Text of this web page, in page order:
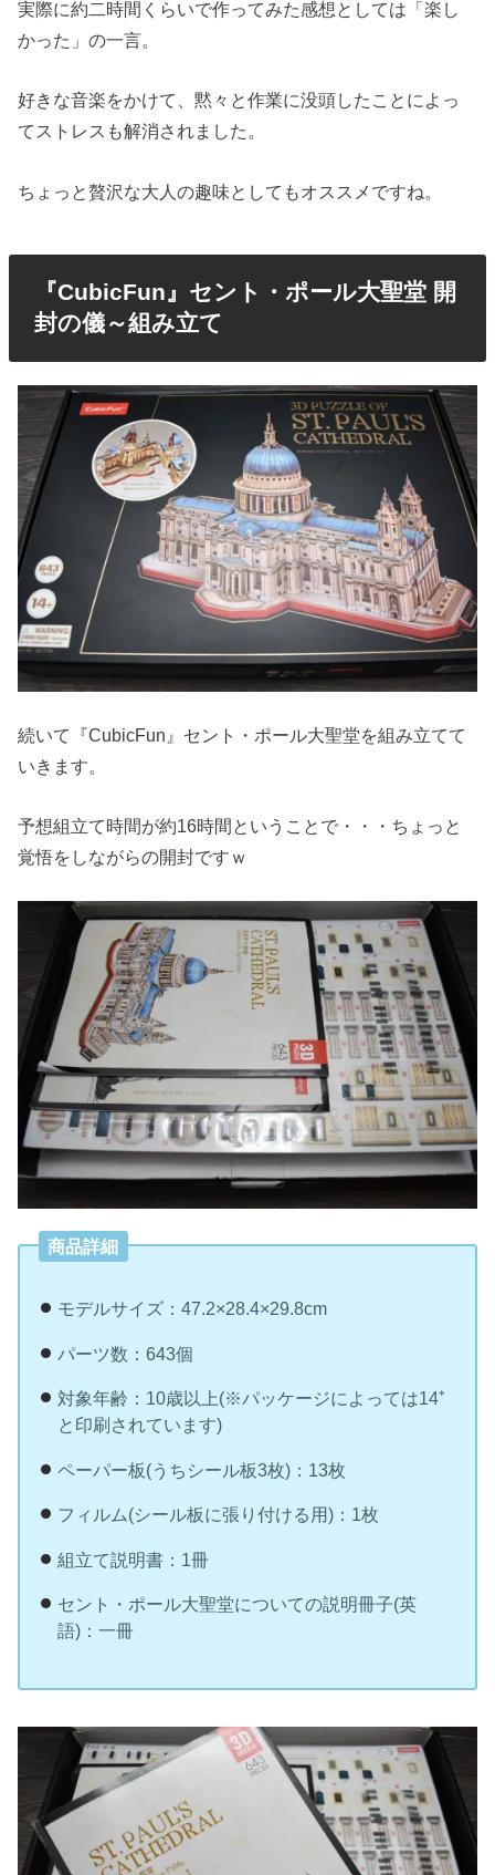
実際に約二時間くらいで作ってみた感想としては「楽し
かった」の一言。
好きな音楽をかけて、黙々と作業に没頭したことによっ
てストレスも解消されました。
ちょっと贅沢な大人の趣味としてもオススメですね。
『CubicFun』セント・ポール大聖堂 開
封の儀～組み立て
続いて『CubicFun』セント・ポール大聖堂を組み立てて
いきます。
予想組立て時間が約16時間ということで・・・ちょっと
覚悟をしながらの開封ですｗ
商品詳細
モデルサイズ：47.2×28.4×29.8cm
パーツ数：643個
対象年齢：10歳以上(※パッケージによっては14⁺
と印刷されています)
ペーパー板(うちシール板3枚)：13枚
フィルム(シール板に張り付ける用)：1枚
組立て説明書：1冊
セント・ポール大聖堂についての説明冊子(英
語)：一冊